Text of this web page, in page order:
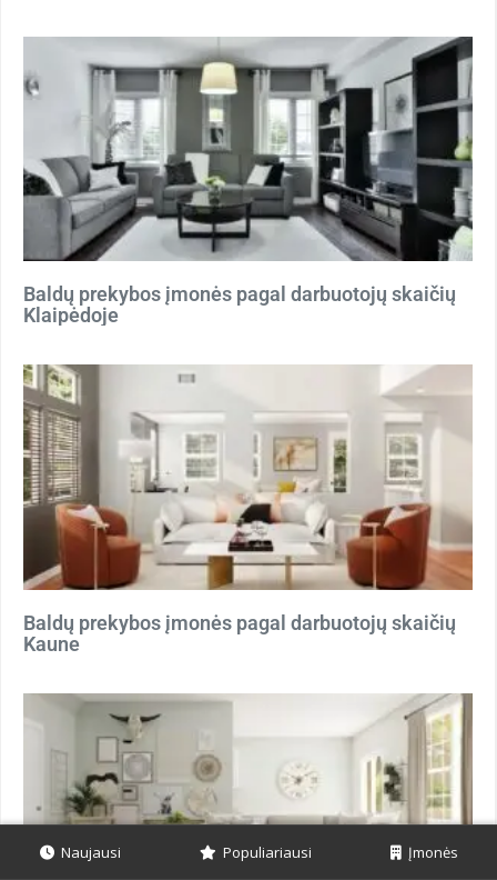
Baldų prekybos įmonės pagal darbuotojų skaičių
Klaipėdoje
Baldų prekybos įmonės pagal darbuotojų skaičių
Kaune
Naujausi Populiariausi Įmonės